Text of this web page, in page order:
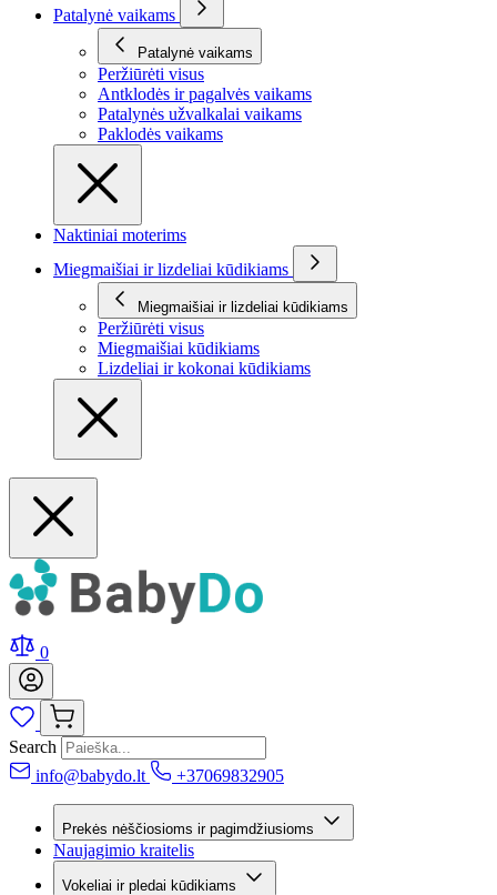
Patalynė vaikams
Patalynė vaikams
Peržiūrėti visus
Antklodės ir pagalvės vaikams
Patalynės užvalkalai vaikams
Paklodės vaikams
Naktiniai moterims
Miegmaišiai ir lizdeliai kūdikiams
Miegmaišiai ir lizdeliai kūdikiams
Peržiūrėti visus
Miegmaišiai kūdikiams
Lizdeliai ir kokonai kūdikiams
0
Search
info@babydo.lt
+37069832905
Prekės nėščiosioms ir pagimdžiusioms
Naujagimio kraitelis
Vokeliai ir pledai kūdikiams